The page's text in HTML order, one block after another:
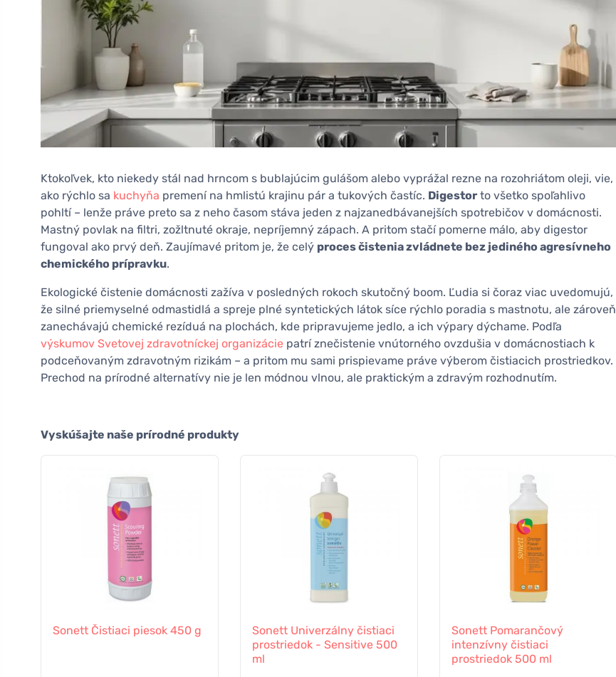
Ktokoľvek, kto niekedy stál nad hrncom s bublajúcim gulášom alebo vyprážal rezne na rozohriátom oleji, vie,
ako rýchlo sa kuchyňa premení na hmlistú krajinu pár a tukových častíc. Digestor to všetko spoľahlivo
pohltí – lenže práve preto sa z neho časom stáva jeden z najzanedbávanejších spotrebičov v domácnosti.
Mastný povlak na filtri, zožltnuté okraje, nepríjemný zápach. A pritom stačí pomerne málo, aby digestor
fungoval ako prvý deň. Zaujímavé pritom je, že celý proces čistenia zvládnete bez jediného agresívneho
chemického prípravku.
Ekologické čistenie domácnosti zažíva v posledných rokoch skutočný boom. Ľudia si čoraz viac uvedomujú,
že silné priemyselné odmastidlá a spreje plné syntetických látok síce rýchlo poradia s mastnotu, ale zároveň
zanechávajú chemické rezíduá na plochách, kde pripravujeme jedlo, a ich výpary dýchame. Podľa
výskumov Svetovej zdravotníckej organizácie patrí znečistenie vnútorného ovzdušia v domácnostiach k
podceňovaným zdravotným rizikám – a pritom mu sami prispievame práve výberom čistiacich prostriedkov.
Prechod na prírodné alternatívy nie je len módnou vlnou, ale praktickým a zdravým rozhodnutím.
Vyskúšajte naše prírodné produkty
Sonett Čistiaci piesok 450 g
Sonett Univerzálny čistiaci
prostriedok - Sensitive 500
ml
Sonett Pomarančový
intenzívny čistiaci
prostriedok 500 ml